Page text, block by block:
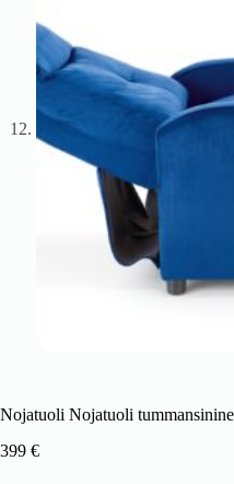
Nojatuoli Nojatuoli
399 €